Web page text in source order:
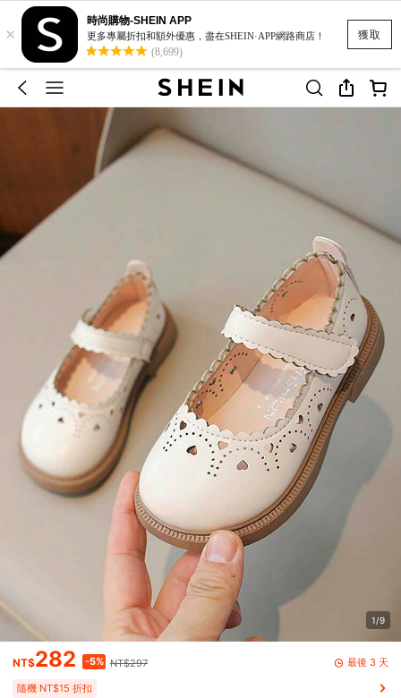
獲取
×
時尚購物-SHEIN APP
更多專屬折扣和額外優惠，盡在SHEIN·APP網路商店！
(8,699)
1/9
NT$282 -5% NT$297 最後 3 天
隨機 NT$15 折扣